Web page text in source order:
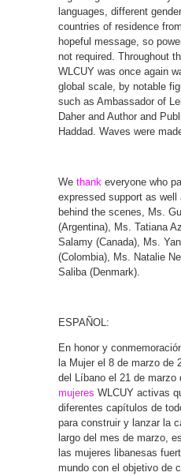
languages, different
countries of residence
hopeful message, so
not required. Throughout
WLCUY was once again
global scale, by notable
such as Ambassador of
Daher and Author and
Haddad. Waves were
We thank everyone who
expressed support as
behind the scenes, Ms.
(Argentina), Ms. Tatiana
Salamy (Canada), Ms.
(Colombia), Ms. Natalie
Saliba (Denmark).
ESPAÑOL:
En honor y
la Mujer el 8 de marzo de
del Líbano el 21 de marzo
mujeres WLCUY activas
diferentes capítulos de
para construir y lanzar la
largo del mes de marzo,
las mujeres libanesas
mundo con el objetivo de